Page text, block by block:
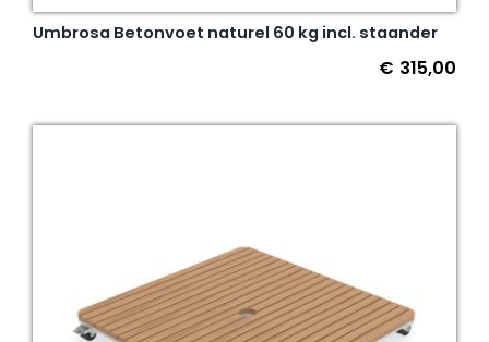
Umbrosa Betonvoet naturel 60 kg incl. staander
€ 315,00